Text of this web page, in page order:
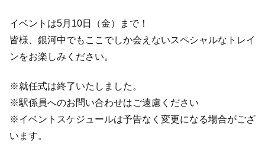
イベントは5月10日（金）まで！
皆様、銀河中でもここでしか会えないスペシャルなトレイ
ンをお楽しみください。
※就任式は終了いたしました。
※駅係員へのお問い合わせはご遠慮ください
※イベントスケジュールは予告なく変更になる場合がござ
います。